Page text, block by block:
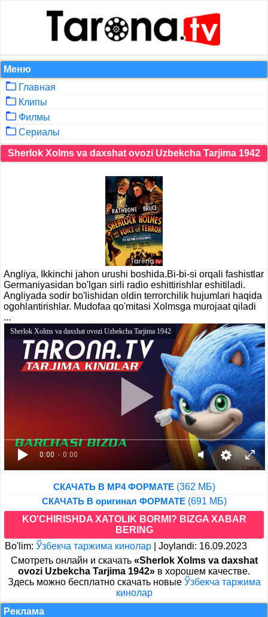
Меню
Главная
Клипы
Филмы
Сериалы
Sherlok Xolms va daxshat ovozi Uzbekcha Tarjima 1942
Angliya, Ikkinchi jahon urushi boshida.Bi-bi-si orqali fashistlar
Germaniyasidan bo'lgan sirli radio eshittirishlar eshitiladi.
Angliyada sodir bo'lishidan oldin terrorchilik hujumlari haqida
ogohlantirishlar. Mudofaa qo'mitasi Xolmsga murojaat qiladi
...
0:00 - 0:00
Sherlok Xolms va daxshat ovozi Uzbekcha Tarjima 1942
СКАЧАТЬ В MP4 ФОРМАТЕ(362 МБ)
СКАЧАТЬ В оригинал ФОРМАТЕ(691 МБ)
KO'CHIRISHDA XATOLIK BORMI? BIZGA XABAR
BERING
Bo'lim: Ўзбекча таржима кинолар
Joylandi: 16.09.2023
Cмотреть онлайн и скачать «Sherlok Xolms va daxshat
ovozi Uzbekcha Tarjima 1942» в хорошем качестве.
Здесь можно бесплатно скачать новые Ўзбекча таржима
кинолар
Реклама